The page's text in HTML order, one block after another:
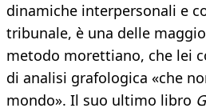
dinamiche interpersonali e
tribunale, è una delle
metodo morettiano, che lei
di analisi grafologica «che
mondo». Il suo ultimo libro